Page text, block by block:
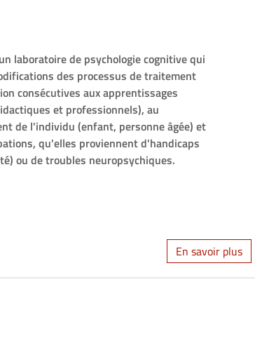
laboratoire de psychologie cognitive qui
des processus de traitement
consécutives aux apprentissages
et professionnels), au
de l'individu (enfant, personne âgée) et
qu'elles proviennent d'handicaps
ou de troubles neuropsychiques.
En savoir plus